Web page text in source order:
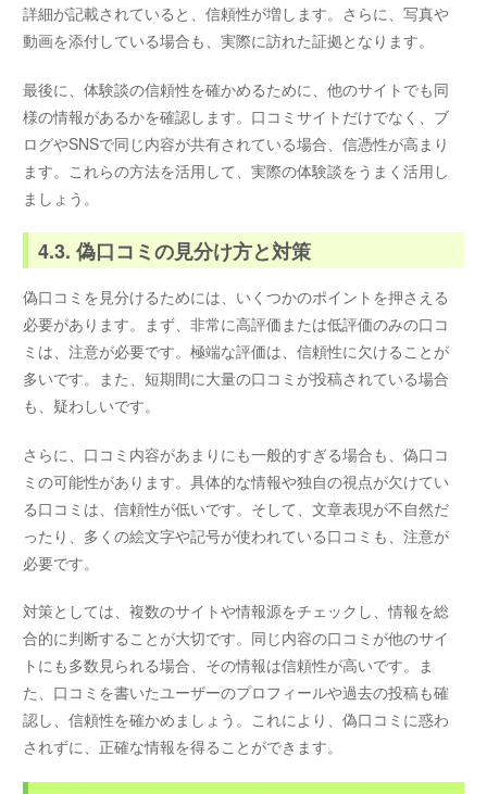
詳細が記載されていると、信頼性が増します。さらに、写真や
動画を添付している場合も、実際に訪れた証拠となります。
最後に、体験談の信頼性を確かめるために、他のサイトでも同
様の情報があるかを確認します。口コミサイトだけでなく、ブ
ログやSNSで同じ内容が共有されている場合、信憑性が高まり
ます。これらの方法を活用して、実際の体験談をうまく活用し
ましょう。
4.3. 偽口コミの見分け方と対策
偽口コミを見分けるためには、いくつかのポイントを押さえる
必要があります。まず、非常に高評価または低評価のみの口コ
ミは、注意が必要です。極端な評価は、信頼性に欠けることが
多いです。また、短期間に大量の口コミが投稿されている場合
も、疑わしいです。
さらに、口コミ内容があまりにも一般的すぎる場合も、偽口コ
ミの可能性があります。具体的な情報や独自の視点が欠けてい
る口コミは、信頼性が低いです。そして、文章表現が不自然だ
ったり、多くの絵文字や記号が使われている口コミも、注意が
必要です。
対策としては、複数のサイトや情報源をチェックし、情報を総
合的に判断することが大切です。同じ内容の口コミが他のサイ
トにも多数見られる場合、その情報は信頼性が高いです。ま
た、口コミを書いたユーザーのプロフィールや過去の投稿も確
認し、信頼性を確かめましょう。これにより、偽口コミに惑わ
されずに、正確な情報を得ることができます。